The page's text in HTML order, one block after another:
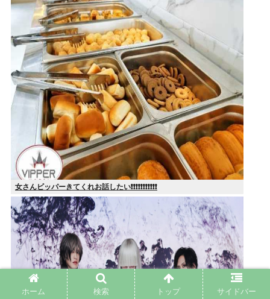
女さんビッパーきてくれお話したい❗❗❗❗❗❗❗❗❗❗❗
ホーム 検索 トップ サイドバー